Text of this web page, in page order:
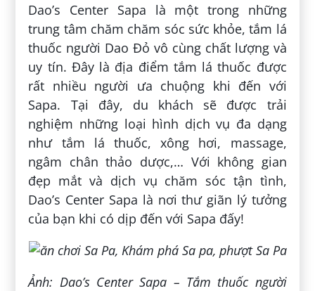
Dao’s Center Sapa là một trong những
trung tâm chăm chăm sóc sức khỏe, tắm lá
thuốc người Dao Đỏ vô cùng chất lượng và
uy tín. Đây là địa điểm tắm lá thuốc được
rất nhiều người ưa chuộng khi đến với
Sapa. Tại đây, du khách sẽ được trải
nghiệm những loại hình dịch vụ đa dạng
như tắm lá thuốc, xông hơi, massage,
ngâm chân thảo dược,… Với không gian
đẹp mắt và dịch vụ chăm sóc tận tình,
Dao’s Center Sapa là nơi thư giãn lý tưởng
của bạn khi có dịp đến với Sapa đấy!
Ảnh: Dao’s Center Sapa – Tắm thuốc người